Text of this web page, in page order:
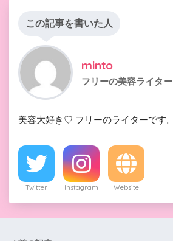
この記事を書いた人
minto
フリーの美容ライター
美容大好き♡ フリーのライターです。
Twitter Instagram Website